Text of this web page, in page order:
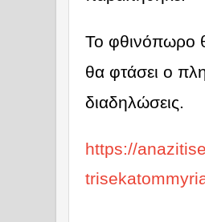
Το φθινόπωρο
θα φτάσει ο
διαδηλώσεις.
https://